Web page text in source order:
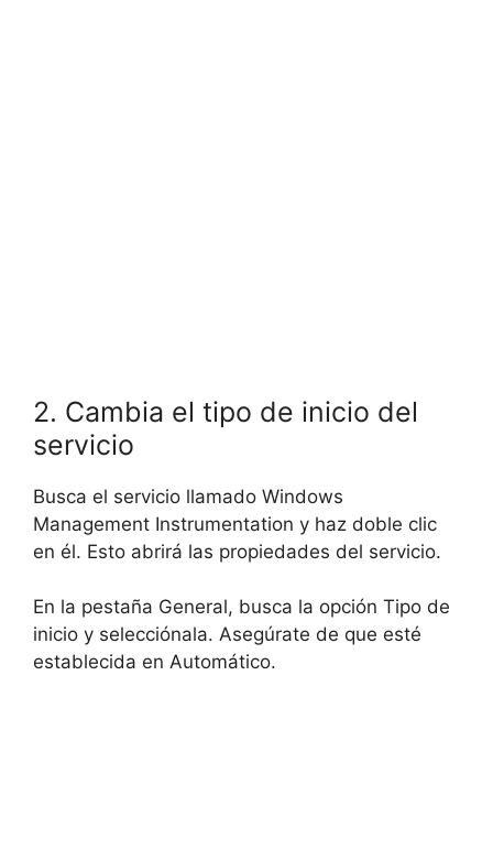
2. Cambia el tipo de inicio del
servicio
Busca el servicio llamado Windows
Management Instrumentation y haz doble clic
en él. Esto abrirá las propiedades del servicio.
En la pestaña General, busca la opción Tipo de
inicio y selecciónala. Asegúrate de que esté
establecida en Automático.